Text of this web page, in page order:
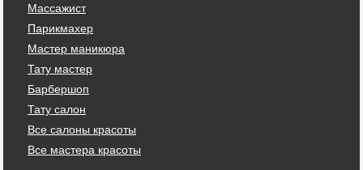
Массажист
Парикмахер
Мастер маникюра
Тату мастер
Барбершоп
Тату салон
Все салоны красоты
Все мастера красоты